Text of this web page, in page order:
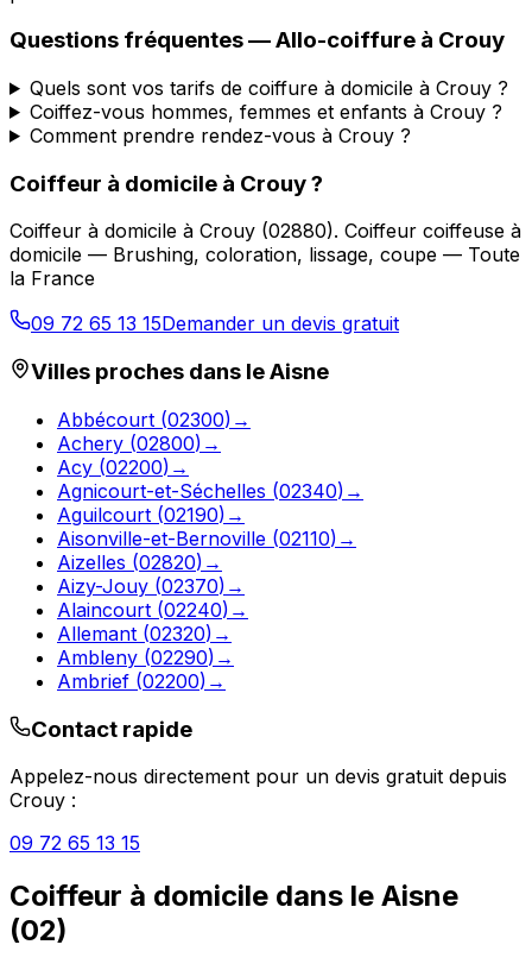
Questions fréquentes —Allo-coiffure à Crouy
Quels sont vos tarifs de coiffure à domicile à Crouy ?
Coiffez-vous hommes, femmes et enfants à Crouy ?
Comment prendre rendez-vous à Crouy ?
Coiffeur à domicile à Crouy?
Coiffeur à domicile à Crouy (02880). Coiffeur coiffeuse à
domicile — Brushing, coloration, lissage, coupe — Toute
la France
09 72 65 13 15Demander un devis gratuit
Villes proches dans leAisne
Abbécourt (02300) →
Achery (02800) →
Acy (02200) →
Agnicourt-et-Séchelles (02340) →
Aguilcourt (02190) →
Aisonville-et-Bernoville (02110) →
Aizelles (02820) →
Aizy-Jouy (02370) →
Alaincourt (02240) →
Allemant (02320) →
Ambleny (02290) →
Ambrief (02200) →
Contact rapide
Appelez-nous directement pour un devis gratuit depuis
Crouy :
09 72 65 13 15
Coiffeur à domicile dans le Aisne
(02)